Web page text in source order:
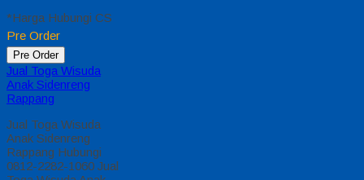
*Harga Hubungi CS
Pre Order
Pre Order
Jual Toga Wisuda
Anak Sidenreng
Rappang
Jual Toga Wisuda
Anak Sidenreng
Rappang Hubungi
0812-2282-1060 Jual